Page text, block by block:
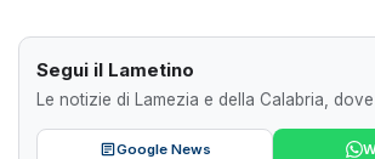
Segui il Lametino
Le notizie di Lamezia e della Calabria,
Google News